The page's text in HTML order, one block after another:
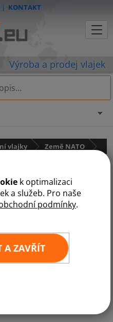
k optimalizaci
a služeb. Pro naše
podmínky.
A ZAVŘÍT
| KONTAKT
vlajky Země NATO
si Albánskou vlajku